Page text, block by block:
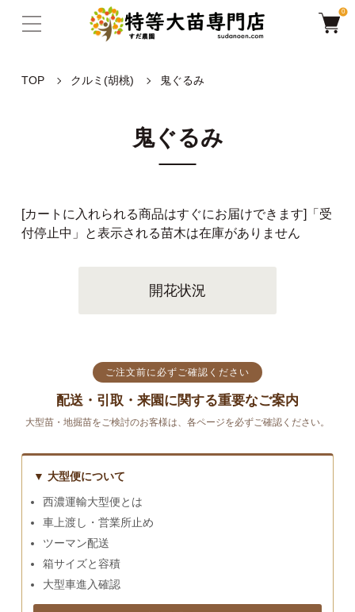
0
TOP クルミ(胡桃) 鬼ぐるみ
鬼ぐるみ
[カートに入れられる商品はすぐにお届けできます]「受
付停止中」と表示される苗木は在庫がありません
開花状況
ご注文前に必ずご確認ください
配送・引取・来園に関する重要なご案内
大型苗・地掘苗をご検討のお客様は、各ページを必ずご確認ください。
▼ 大型便について
西濃運輸大型便とは
車上渡し・営業所止め
ツーマン配送
箱サイズと容積
大型車進入確認